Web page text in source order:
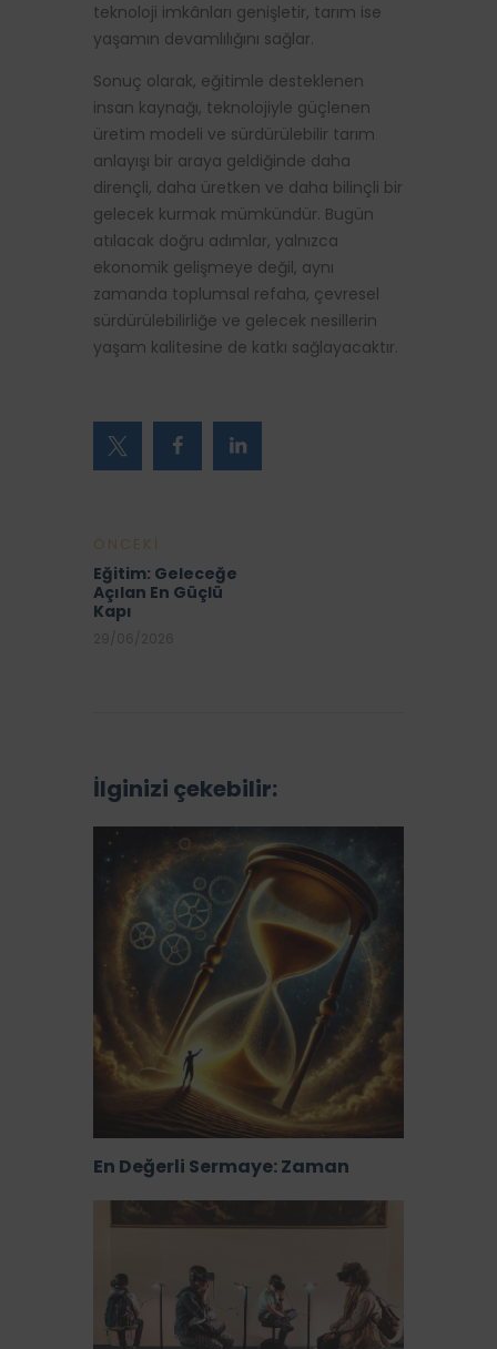
teknoloji imkânları genişletir, tarım ise
yaşamın devamlılığını sağlar.
Sonuç olarak, eğitimle desteklenen
insan kaynağı, teknolojiyle güçlenen
üretim modeli ve sürdürülebilir tarım
anlayışı bir araya geldiğinde daha
dirençli, daha üretken ve daha bilinçli bir
gelecek kurmak mümkündür. Bugün
atılacak doğru adımlar, yalnızca
ekonomik gelişmeye değil, aynı
zamanda toplumsal refaha, çevresel
sürdürülebilirliğe ve gelecek nesillerin
yaşam kalitesine de katkı sağlayacaktır.
ÖNCEKI
Eğitim: Geleceğe
Açılan En Güçlü
Kapı
İlginizi çekebilir:
En Değerli Sermaye: Zaman